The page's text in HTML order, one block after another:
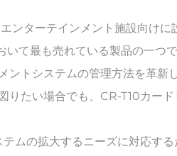
ンターテインメント施設向けに
て最も売れている製品の一つ
ントシステムの管理方法を革新
たい場合でも、CR-T10カー
ムの拡大するニーズに対応す